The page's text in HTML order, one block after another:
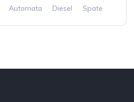
Automata Diesel Spate